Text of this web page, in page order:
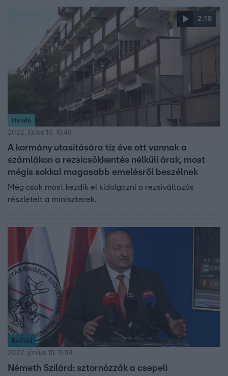
2:18
Híradó
2022. július 16. 16:48
A kormány utasítására tíz éve ott vannak a
számlákon a rezsicsökkentés nélküli árak, most
mégis sokkal magasabb emelésről beszélnek
Még csak most kezdik el kidolgozni a rezsiváltozás
részleteit a miniszterek.
Belföld
2022. június 15. 11:59
Németh Szilárd: sztornózzák a csepeli